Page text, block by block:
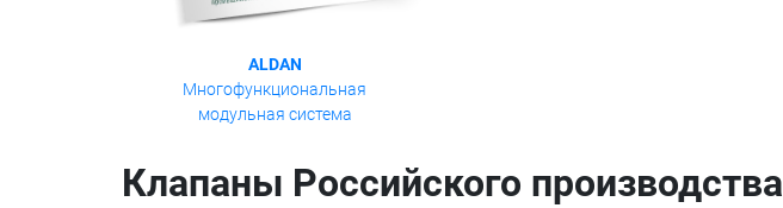
ALDAN
Многофункциональная
модульная система
Клапаны Российского производства